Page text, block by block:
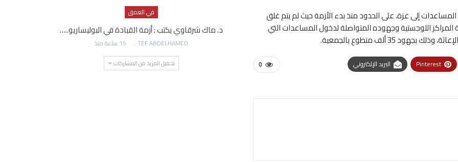
إلى غزة، على الحدود منذ بدء الأزمة حيث لم يتم غلق
اللوجستية وجهوده المتواصلة لدخول المساعدات التي
35 ألف متطوع بالجمعية.
0 Pinterest البريد الإلكتروني
في العمق
د. ماك شرقاوي يكتب : أزمة القيادة في البوليساريو..…
AWATEF ABDELHAMED 15 ساعة منذ
تحميل المزيد من المشاركات